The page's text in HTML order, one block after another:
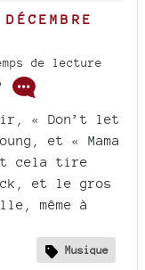
de lecture
« Don’t let
et « Mama
cela tire
et le gros
même à
Musique